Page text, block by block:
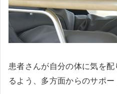
患者さんが自分の体に気を
るよう、多方面からのサポー